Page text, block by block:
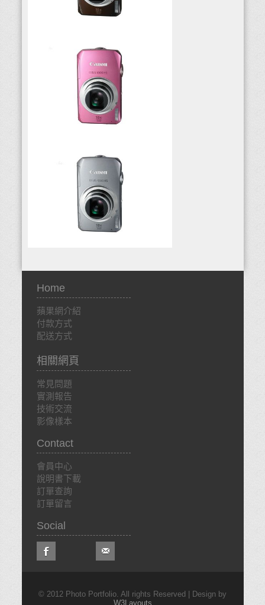
Home
蘋果網介紹
付款方式
配送方式
相關網頁
常見問題
實測報告
技術交流
影像樣本
Contact
會員中心
說明書下載
訂單查詢
訂單留言
Social
© 2012 Photo Portfolio. All rights Reserved | Design by
W3Layouts